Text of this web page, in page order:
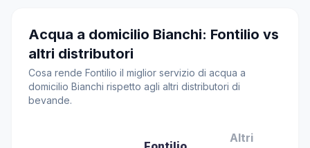
Acqua a domicilio Bianchi: Fontilio vs
altri distributori
Cosa rende Fontilio il miglior servizio di acqua a
domicilio Bianchi rispetto agli altri distributori di
bevande.
Altri